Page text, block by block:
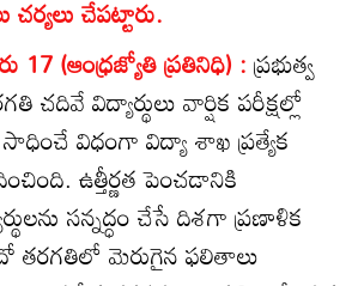
చేపట్టారు.
(ఆంధ్రజ్యోతి ప్రతినిధి) :ప్రభుత్వ
విద్యార్థులు వార్షిక పరీక్షల్లో
సాధించే విధంగా విద్యా శాఖ ప్రత్యేక
ఉత్తీర్ణత పెంచడానికి
సన్నద్ధం చేసే దిశగా ప్రణాళిక
తరగతిలో మెరుగైన ఫలితాలు